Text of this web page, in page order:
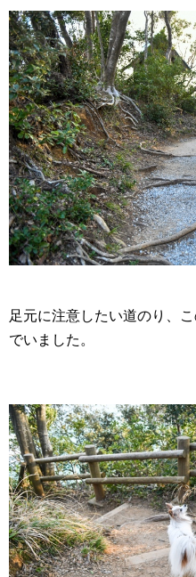
足元に注意したい道のり、
でいました。